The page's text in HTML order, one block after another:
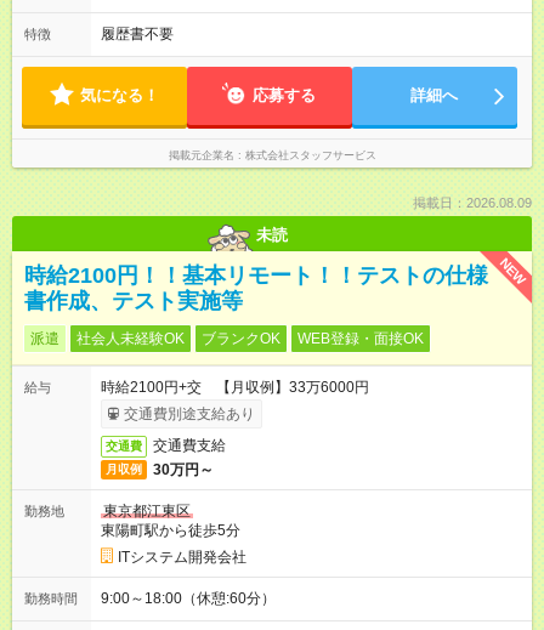
特徴 履歴書不要
気になる！ 応募する 詳細へ
掲載元企業名 株式会社スタッフサービス
掲載日：2026.08.09
未読
NEW
時給2100円！！基本リモート！！テストの仕様
書作成、テスト実施等
派遣 社会人未経験OK ブランクOK WEB登録・面接OK
給与
時給2100円+交 【月収例】33万6000円
交通費別途支給あり
交通費 交通費支給
月収例 30万円～
勤務地
東京都江東区
東陽町駅から徒歩5分
ITシステム開発会社
勤務時間 9:00～18:00（休憩:60分）